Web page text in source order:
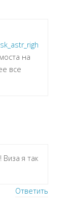
на
все
я так
Ответить